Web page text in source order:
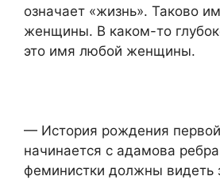
означает «жизнь». Таково
женщины. В каком-то
это имя любой женщины.
— История рождения
начинается с адамова
феминистки должны видеть